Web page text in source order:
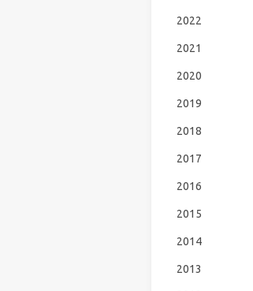
2022
2021
2020
2019
2018
2017
2016
2015
2014
2013